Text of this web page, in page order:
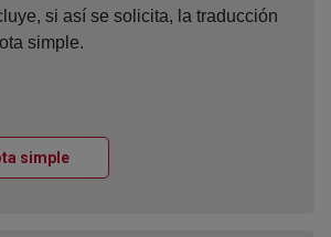
si así se solicita, la traducción
simple.
simpleVentana nueva